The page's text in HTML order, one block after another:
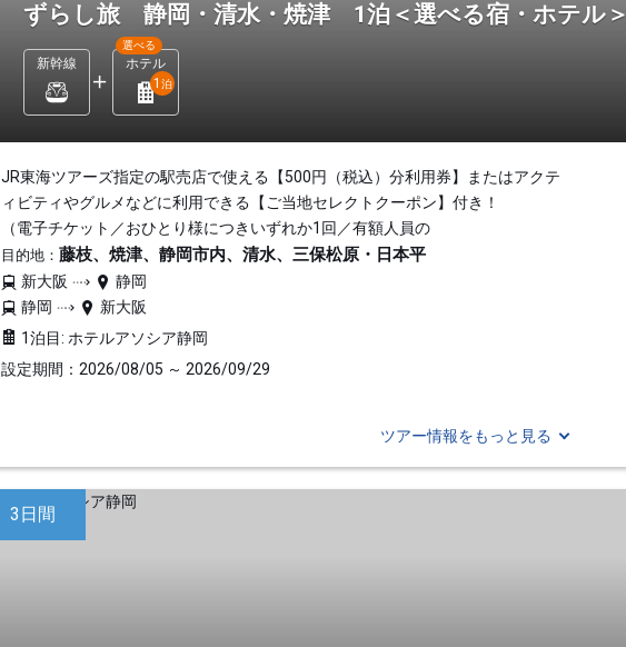
ずらし旅 静岡・清水・焼津 1泊＜選べる宿・ホテル＞
新幹線 ホテル
選べる
1 泊
JR東海ツアーズ指定の駅売店で使える【500円（税込）分利用券】またはアクテ
ィビティやグルメなどに利用できる【ご当地セレクトクーポン】付き！
（電子チケット／おひとり様につきいずれか1回／有額人員の
目的地： 藤枝、焼津、静岡市内、清水、三保松原・日本平
新大阪
静岡
静岡
新大阪
1泊目: ホテルアソシア静岡
設定期間：2026/08/05 ～ 2026/09/29
ツアー情報をもっと見る
3日間